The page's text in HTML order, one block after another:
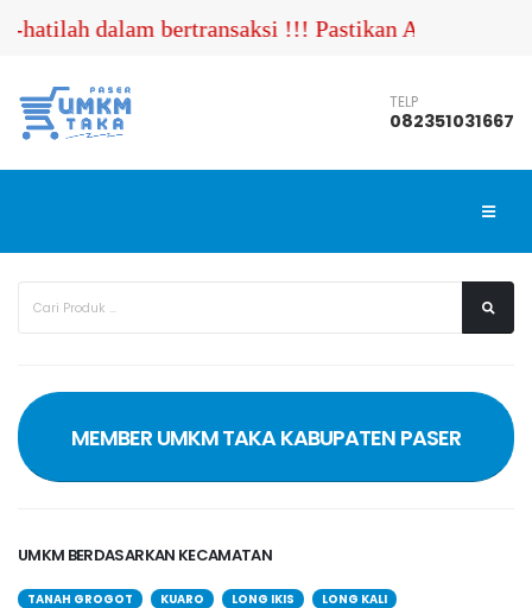
dalam bertransaksi !!! Pastikan Anda
TELP
082351031667
MEMBER UMKM TAKA KABUPATEN PASER
UMKM BERDASARKAN KECAMATAN
TANAH GROGOT KUARO LONG IKIS
LONG KALI